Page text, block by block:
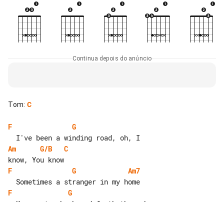
Continua depois do anúncio
Tom: C
F
G
Am
G/B
C
F
G
Am7
F
G